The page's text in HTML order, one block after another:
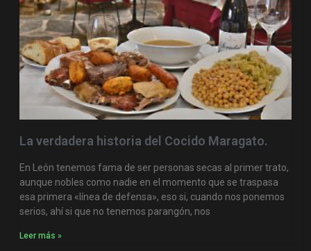
La verdadera historia del Cocido Maragato.
En León tenemos fama de ser personas secas al primer trato,
aunque nobles como nadie en el momento que se traspasa
esa primera «línea de defensa», eso si, cuando nos ponemos
serios, ahí si que no tenemos parangón, nos
Leer más »